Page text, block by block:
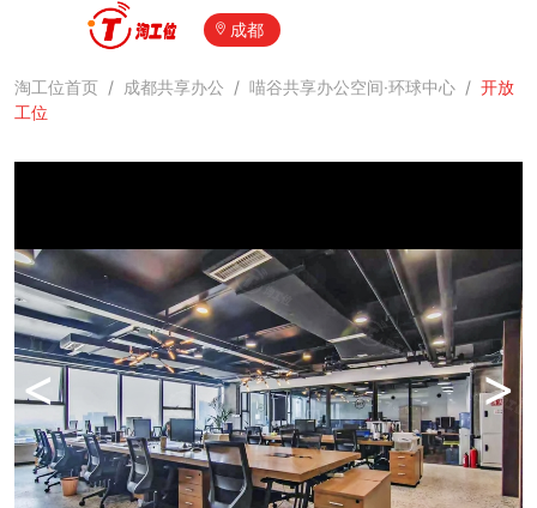
成都
淘工位首页 / 成都共享办公 / 喵谷共享办公空间·环球中心 / 开放
工位
< >